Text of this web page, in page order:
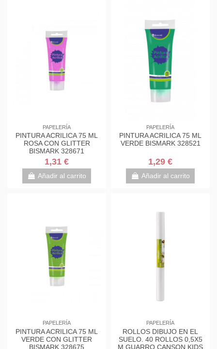
PAPELERÍA
PINTURA ACRILICA 75 ML
ROSA CON GLITTER
BISMARK 328671
1,31 €
Añadir al carrito
PAPELERÍA
PINTURA ACRILICA 75 ML
VERDE BISMARK 328521
1,29 €
Añadir al carrito
PAPELERÍA
PINTURA ACRILICA 75 ML
VERDE CON GLITTER
BISMARK 328675
PAPELERÍA
ROLLOS DIBUJO EN EL
SUELO. 40 ROLLOS 0,5X5
M GUARRO CANSON KIDS